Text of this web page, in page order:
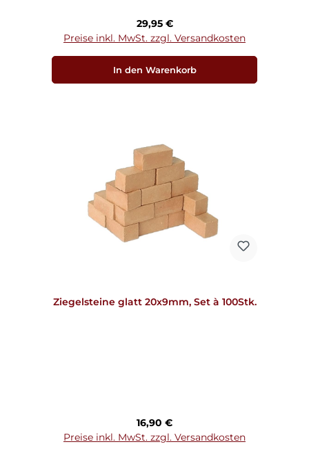
Regulärer Preis:
29,95 €
Preise inkl. MwSt. zzgl. Versandkosten
In den Warenkorb
Ziegelsteine glatt 20x9mm, Set à 100Stk.
Regulärer Preis:
16,90 €
Preise inkl. MwSt. zzgl. Versandkosten